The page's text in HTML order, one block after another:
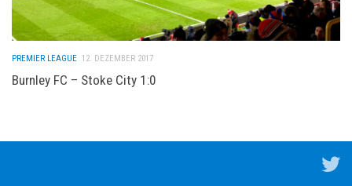
PREMIER LEAGUE 12. DEZEMBER 2017
Burnley FC – Stoke City 1:0